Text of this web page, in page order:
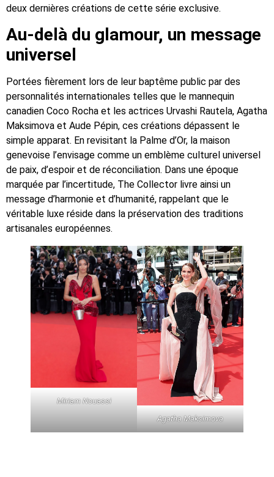
deux dernières créations de cette série exclusive.
Au-delà du glamour, un message
universel
Portées fièrement lors de leur baptême public par des
personnalités internationales telles que le mannequin
canadien Coco Rocha et les actrices Urvashi Rautela, Agatha
Maksimova et Aude Pépin, ces créations dépassent le
simple apparat. En revisitant la Palme d’Or, la maison
genevoise l’envisage comme un emblème culturel universel
de paix, d’espoir et de réconciliation. Dans une époque
marquée par l’incertitude, The Collector livre ainsi un
message d’harmonie et d’humanité, rappelant que le
véritable luxe réside dans la préservation des traditions
artisanales européennes.
Miriam Nouassi
Agatha Maksimova